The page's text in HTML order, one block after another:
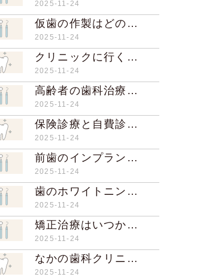
2025-11-24
仮歯の作製はどのように行いますか？
2025-11-24
クリニックに行く際、靴を脱ぐ必要はありますか？
2025-11-24
高齢者の歯科治療で気をつけることは何ですか？
2025-11-24
保険診療と自費診療の違いは何ですか？
2025-11-24
前歯のインプラント治療は難しいのですか？
2025-11-24
歯のホワイトニングは歯に悪影響がありますか？
2025-11-24
矯正治療はいつから始めるのが良いですか？
2025-11-24
なかの歯科クリニックでは歯科医院研修旅行を実施されているそうですが、その目的は何ですか？
2025-11-24